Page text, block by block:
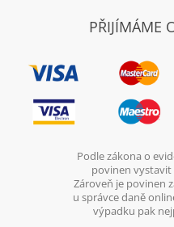
PŘIJÍMÁME
Podle zákona o
povinen
Zároveň je povinen
u správce daně
výpadku pak